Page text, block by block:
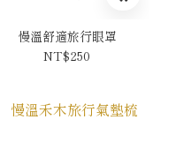
慢溫舒適旅行眼罩
NT$250